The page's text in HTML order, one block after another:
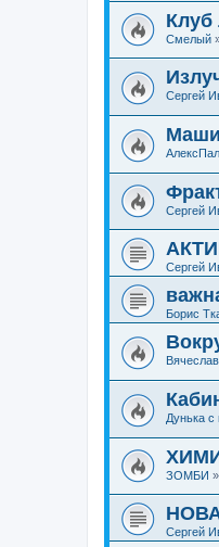
Клуб
Смелый
Сергей
Сергей
Сергей
Борис
Вячеслав.
Дунька с
ЗОМБИ »
Сергей